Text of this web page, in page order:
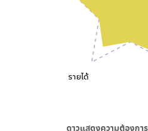
รายได้
ดาวแสดงความต้องกา